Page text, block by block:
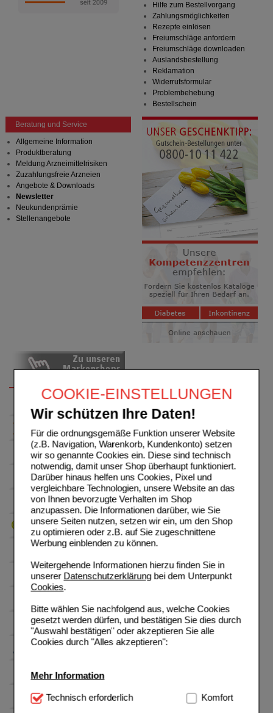
COOKIE-EINSTELLUNGEN
Wir schützen Ihre Daten!
Für die ordnungsgemäße Funktion unserer Website
(z.B. Navigation, Warenkorb, Kundenkonto) setzen
wir so genannte Cookies ein. Diese sind technisch
notwendig, damit unser Shop überhaupt funktioniert.
Darüber hinaus helfen uns Cookies, Pixel und
vergleichbare Technologien, unsere Website an das
von Ihnen bevorzugte Verhalten im Shop
anzupassen. Die Informationen darüber, wie Sie
unsere Seiten nutzen, setzen wir ein, um den Shop
zu optimieren oder z.B. auf Sie zugeschnittene
Werbung einblenden zu können.
Weitergehende Informationen hierzu finden Sie in
unserer Datenschutzerklärungbei dem Unterpunkt
Cookies.
Bitte wählen Sie nachfolgend aus, welche Cookies
gesetzt werden dürfen, und bestätigen Sie dies durch
"Auswahl bestätigen" oder akzeptieren Sie alle
Cookies durch "Alles akzeptieren":
Mehr Information
Technisch Notwendig:Hierbei handelt es sich um
Technisch erforderlich Komfort
Hilfe zum Bestellvorgang
Zahlungsmöglichkeiten
Rezepte einlösen
Freiumschläge anfordern
Freiumschläge downloaden
Auslandsbestellung
Reklamation
Widerrufsformular
Problembehebung
Bestellschein
Beratung und Service
Allgemeine Information
Produktberatung
Meldung Arzneimittelrisiken
Zuzahlungsfreie Arzneien
Angebote & Downloads
Newsletter
Neukundenprämie
Stellenangebote